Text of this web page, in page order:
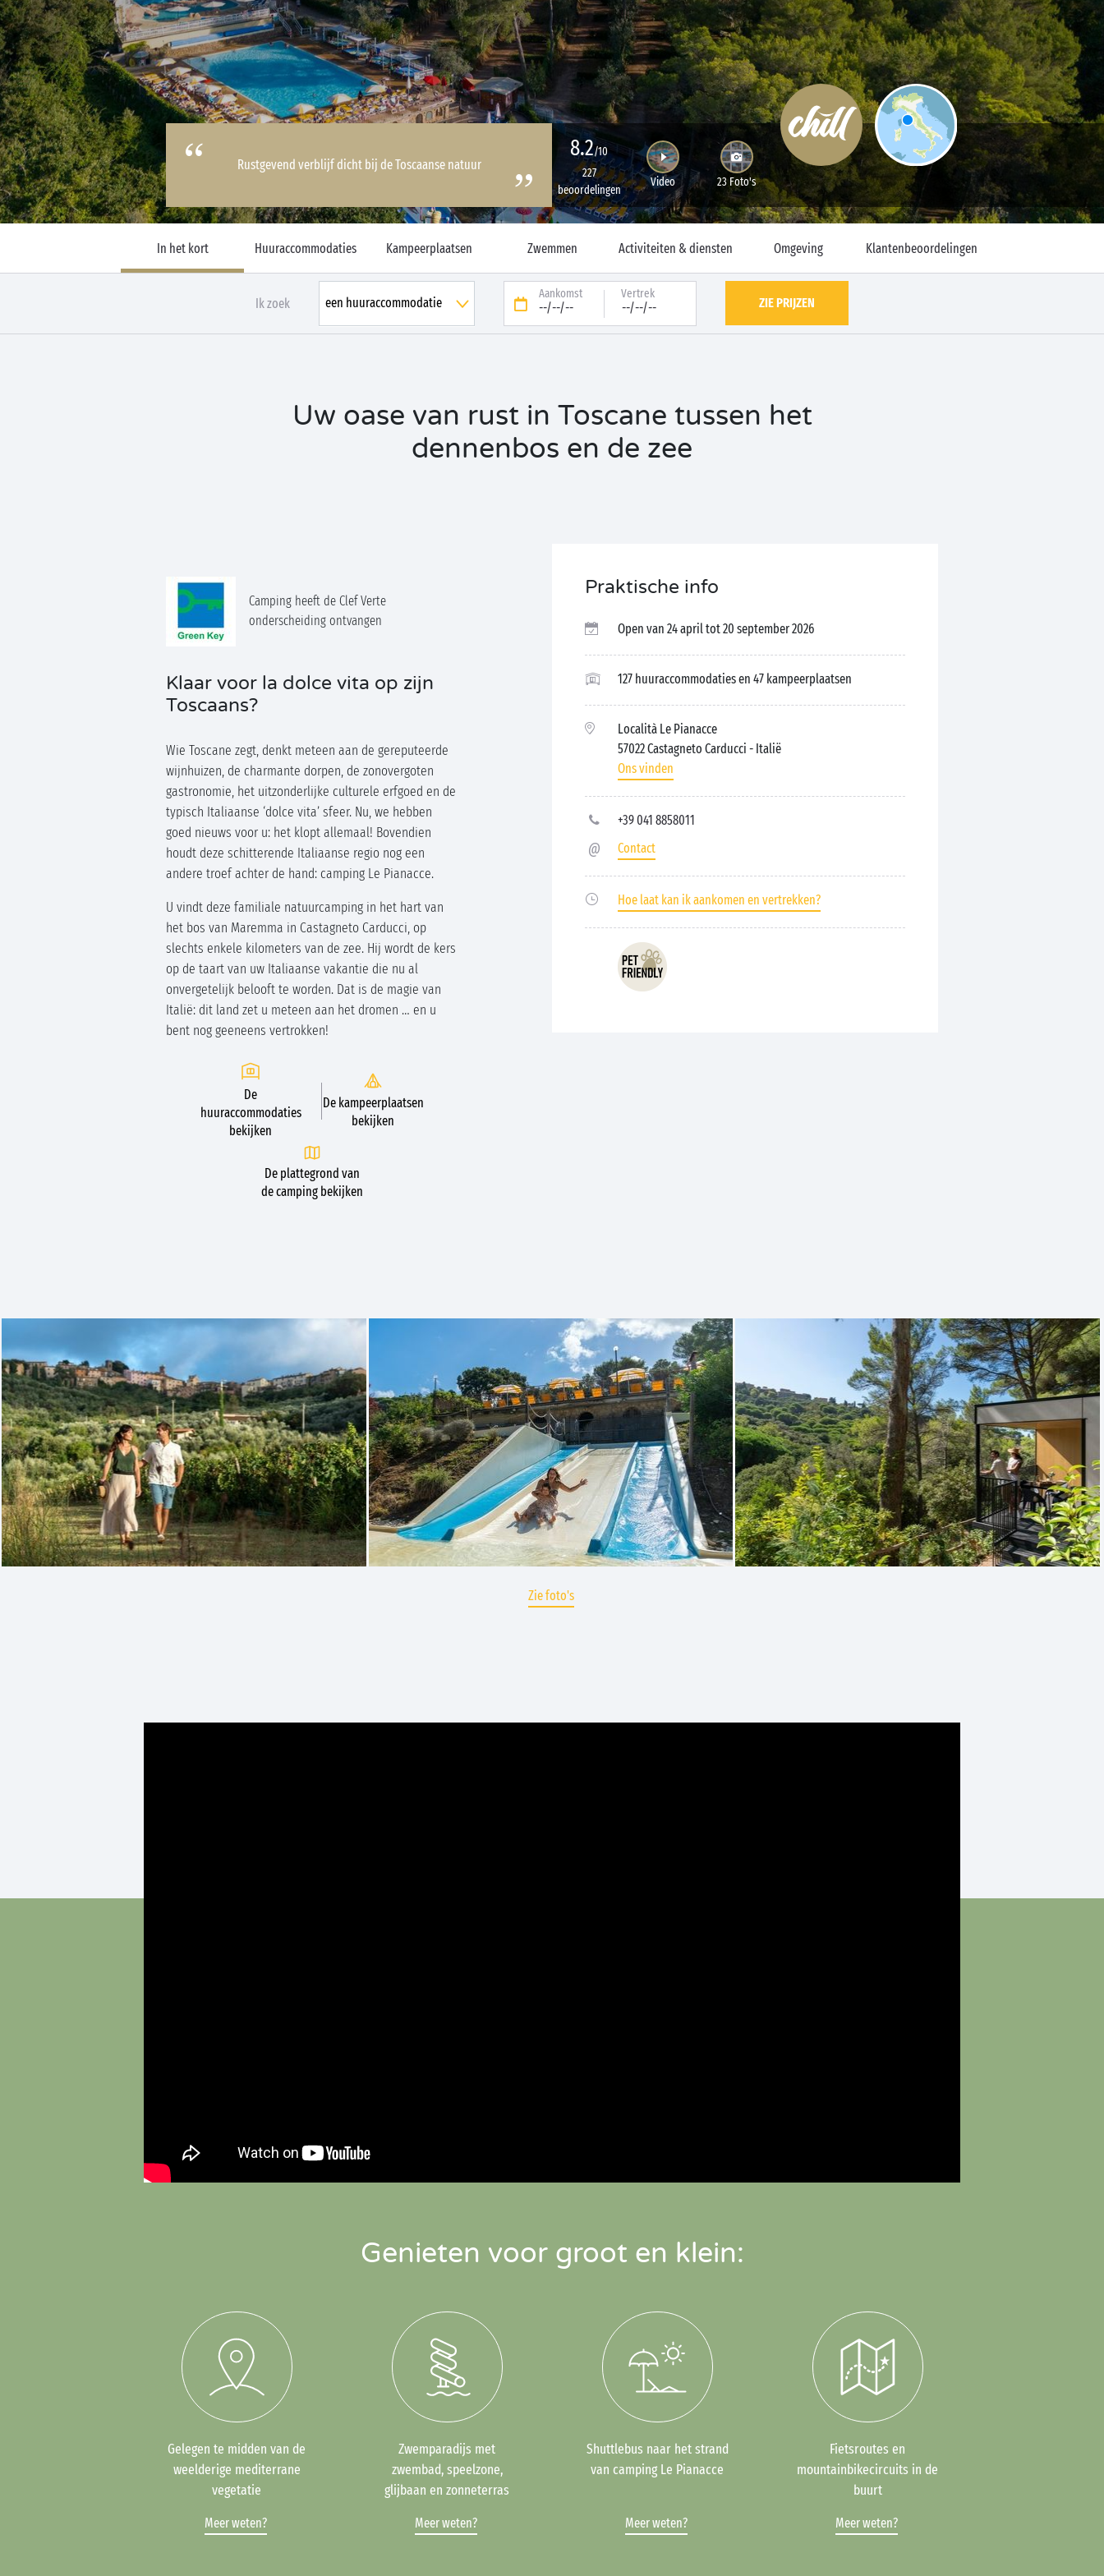
Rustgevend verblijf dicht bij de Toscaanse natuur
8.2/10
227
beoordelingen
Video 23 Foto's
In het kort Huuraccommodaties Kampeerplaatsen Zwemmen Activiteiten & diensten Omgeving Klantenbeoordelingen
Ik zoek
Aankomst
--/--/--
Vertrek
--/--/-- ZIE PRIJZEN
Uw oase van rust in Toscane tussen het
dennenbos en de zee
Camping heeft de Clef Verte
onderscheiding ontvangen
Klaar voor la dolce vita op zijn
Toscaans?
Wie Toscane zegt, denkt meteen aan de gereputeerde
wijnhuizen, de charmante dorpen, de zonovergoten
gastronomie, het uitzonderlijke culturele erfgoed en de
typisch Italiaanse ‘dolce vita’ sfeer. Nu, we hebben
goed nieuws voor u: het klopt allemaal! Bovendien
houdt deze schitterende Italiaanse regio nog een
andere troef achter de hand: camping Le Pianacce.
U vindt deze familiale natuurcamping in het hart van
het bos van Maremma in Castagneto Carducci, op
slechts enkele kilometers van de zee. Hij wordt de kers
op de taart van uw Italiaanse vakantie die nu al
onvergetelijk belooft te worden. Dat is de magie van
Italië: dit land zet u meteen aan het dromen … en u
bent nog geeneens vertrokken!
De
huuraccommodaties
bekijken
De kampeerplaatsen
bekijken
De plattegrond van
de camping bekijken
Praktische info
Open van 24 april tot 20 september 2026
127 huuraccommodaties en 47 kampeerplaatsen
Località Le Pianacce
57022 Castagneto Carducci - Italië
Ons vinden
+39 041 8858011
Contact
Hoe laat kan ik aankomen en vertrekken?
Zie foto's
Genieten voor groot en klein:
Gelegen te midden van de
weelderige mediterrane
vegetatie
Meer weten?
Zwemparadijs met
zwembad, speelzone,
glijbaan en zonneterras
Meer weten?
Shuttlebus naar het strand
van camping Le Pianacce
Meer weten?
Fietsroutes en
mountainbikecircuits in de
buurt
Meer weten?